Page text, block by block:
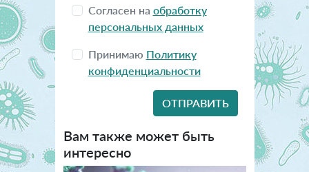
Согласен на обработку
персональных данных
Принимаю Политику
конфиденциальности
Вам также может быть
интересно